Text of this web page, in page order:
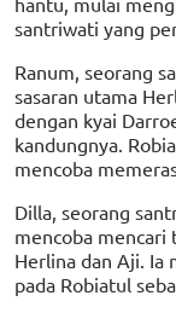
santriwati yang
Ranum, seorang
sasaran utama
dengan kyai
kandungnya.
mencoba
Dilla, seorang
mencoba mencari
Herlina dan Aji. Ia
pada Robiatul